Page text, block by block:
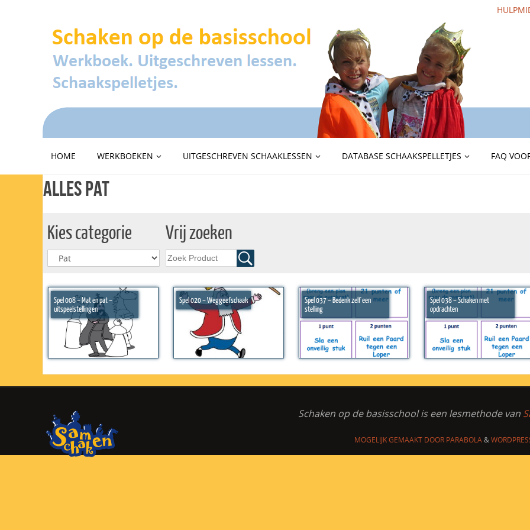
HOME WERKBOEKEN UITGESCHREVEN SCHAAKLESSEN DATABASE SCHAAKSPELLETJES FAQ
Alles Pat
Kies categorie Vrij zoeken
Spel 008 – Mat en pat –
uitspeelstellingen
Spel 020 – Weggeefschaak
Spel 037 – Bedenk zelf een
stelling
Spel 038 – Schaken met
opdrachten
Schaken op de basisschoolis een lesmethode van
MOGELIJK GEMAAKT DOOR PARABOLA&